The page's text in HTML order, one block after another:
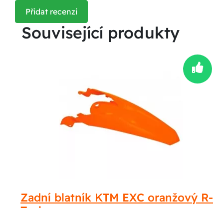
Přidat recenzi
Související produkty
Zadní blatník KTM EXC oranžový R-